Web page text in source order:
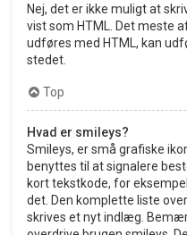
Nej, det er ikke muligt at
vist som HTML. Det meste
udføres med HTML, kan
stedet.
Top
Hvad er smileys?
Smileys, er små grafiske
benyttes til at signalere
kort tekstkode, for
det. Den komplette liste
skrives et nyt indlæg.